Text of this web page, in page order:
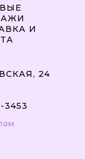
И
24
3453